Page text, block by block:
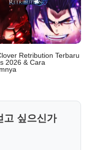
Retribution Terbaru
2026 & Cara
고 싶으신가